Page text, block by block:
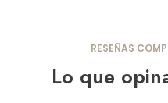
RESEÑAS
Lo que